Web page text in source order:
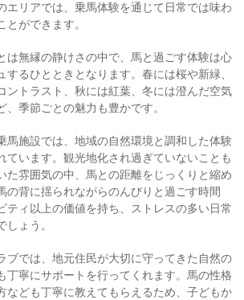
エリアでは、乗馬体験を通じて日常では味わ
とができます。
は無縁の静けさの中で、馬と過ごす体験は心
するひとときとなります。春には桜や新緑、
ントラスト、秋には紅葉、冬には澄んだ空気
、季節ごとの魅力も豊かです。
馬施設では、地域の自然環境と調和した体験
ています。観光地化され過ぎていないことも
た雰囲気の中、馬との距離をじっくりと縮め
の背に揺られながらのんびりと過ごす時間
ティ以上の価値を持ち、ストレスの多い日常
しょう。
ブでは、地元住民が大切に守ってきた自然の
丁寧にサポートを行ってくれます。馬の性格
なども丁寧に教えてもらえるため、子どもか